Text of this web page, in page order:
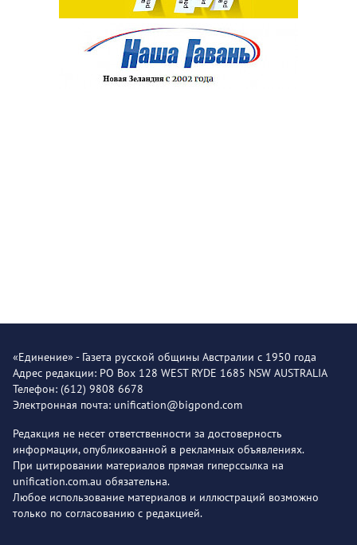
«Единение» - Газета русской общины Австралии с 1950 года
Адрес редакции: PO Box 128 WEST RYDE 1685 NSW AUSTRALIA
Телефон: (612) 9808 6678
Электронная почта: unification@bigpond.com
Редакция не несет ответственности за достоверность
информации, опубликованной в рекламных объявлениях.
При цитировании материалов прямая гиперссылка на
unification.com.au обязательна.
Любое использование материалов и иллюстраций возможно
только по согласованию с редакцией.